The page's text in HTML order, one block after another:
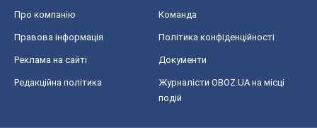
Про компанію Команда
Правова інформація Політика конфіденційності
Реклама на сайті Документи
Редакційна політика
Журналісти OBOZ.UA на місці
подій